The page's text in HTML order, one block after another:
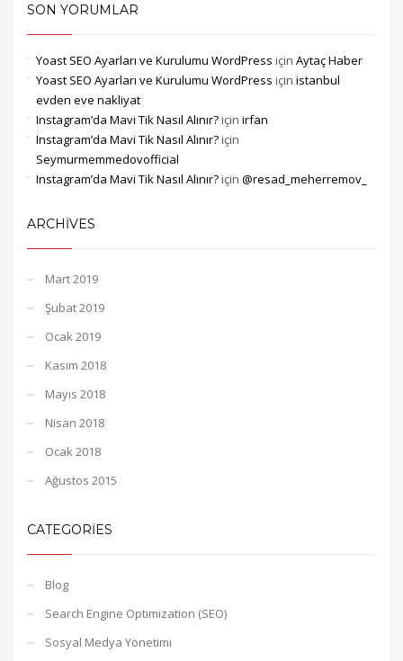
SON YORUMLAR
Yoast SEO Ayarları ve Kurulumu WordPress için Aytaç Haber
Yoast SEO Ayarları ve Kurulumu WordPress için istanbul
evden eve nakliyat
Instagram’da Mavi Tik Nasıl Alınır?için irfan
Instagram’da Mavi Tik Nasıl Alınır?için
Seymurmemmedovofficial
Instagram’da Mavi Tik Nasıl Alınır?için @resad_meherremov_
ARCHIVES
Mart 2019
Şubat 2019
Ocak 2019
Kasım 2018
Mayıs 2018
Nisan 2018
Ocak 2018
Ağustos 2015
CATEGORIES
Blog
Search Engine Optimization (SEO)
Sosyal Medya Yönetimi